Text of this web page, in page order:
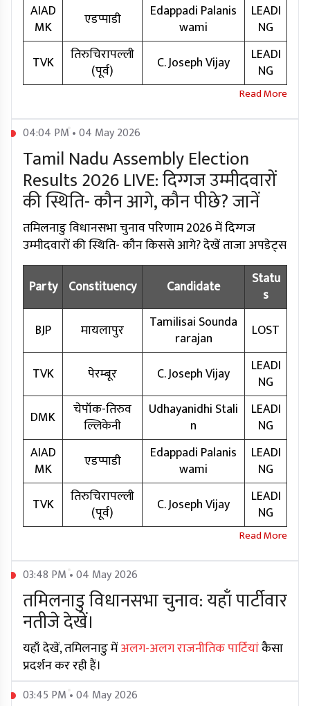
AIAD
MK
एडप्पाडी
Edappadi Palanis
wami
LEADI
NG
TVK
तिरुचिरापल्ली
(पूर्व)
C. Joseph Vijay
LEADI
NG
04:04 PM • 04 May 2026
Tamil Nadu Assembly Election
Results 2026 LIVE: दिग्गज उम्मीदवारों
की स्थिति- कौन आगे, कौन पीछे? जानें
तमिलनाडु विधानसभा चुनाव परिणाम 2026 में दिग्गज
उम्मीदवारों की स्थिति- कौन किससे आगे? देखें ताजा अपडेट्स
Party Constituency Candidate
Statu
s
BJP
मायलापुर
Tamilisai Sounda
rarajan
LOST
TVK पेरम्बूर C. Joseph Vijay
LEADI
NG
DMK
चेपॉक-तिरुव
ल्लिकेनी
Udhayanidhi Stali
n
LEADI
NG
AIAD
MK
एडप्पाडी
Edappadi Palanis
wami
LEADI
NG
TVK
तिरुचिरापल्ली
(पूर्व)
C. Joseph Vijay
LEADI
NG
03:48 PM • 04 May 2026
तमिलनाडु विधानसभा चुनाव: यहाँ पार्टीवार
नतीजे देखें।
यहाँ देखें, तमिलनाडु मेंअलग-अलग राजनीतिक पार्टियांकैसा
प्रदर्शन कर रही हैं।
03:45 PM • 04 May 2026